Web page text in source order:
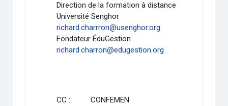
Direction de la formation à distance
Université Senghor
richard.charrron@usenghor.org
Fondateur ÉduGestion
richard.charron@edugestion.org
CC : CONFEMEN